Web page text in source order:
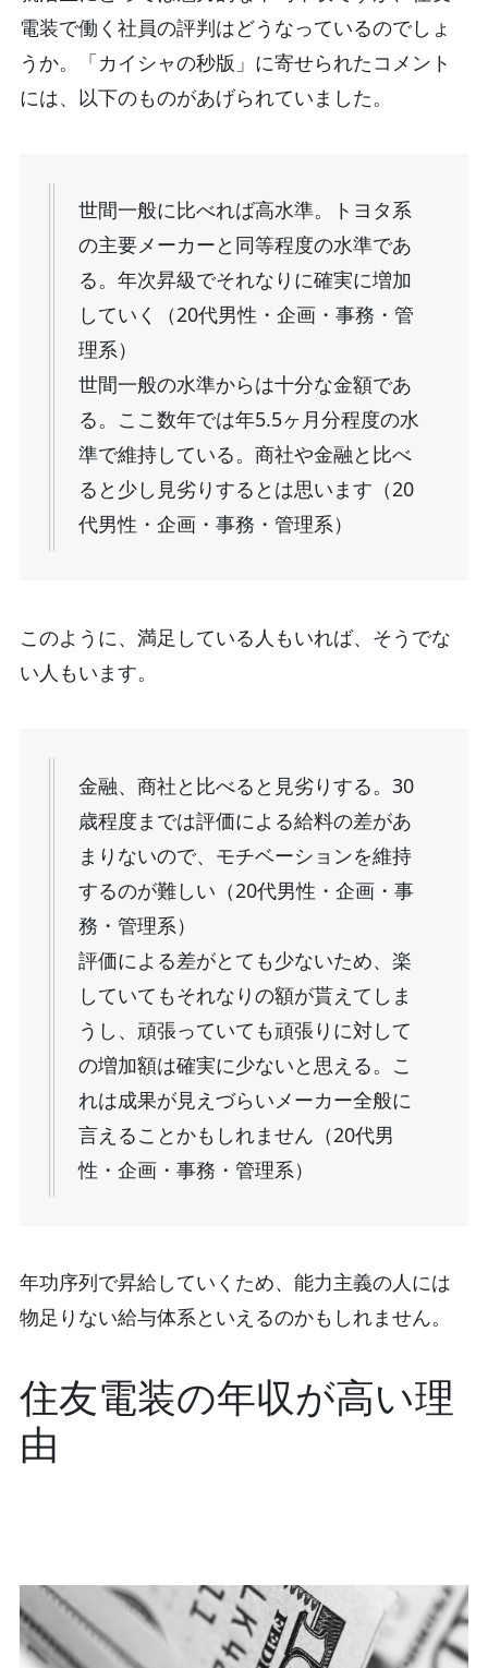
電装で働く社員の評判はどうなっているのでしょ
うか。「カイシャの秒版」に寄せられたコメント
には、以下のものがあげられていました。
世間一般に比べれば高水準。トヨタ系
の主要メーカーと同等程度の水準であ
る。年次昇級でそれなりに確実に増加
していく（20代男性・企画・事務・管
理系）
世間一般の水準からは十分な金額であ
る。ここ数年では年5.5ヶ月分程度の水
準で維持している。商社や金融と比べ
ると少し見劣りするとは思います（20
代男性・企画・事務・管理系）
このように、満足している人もいれば、そうでな
い人もいます。
金融、商社と比べると見劣りする。30
歳程度までは評価による給料の差があ
まりないので、モチベーションを維持
するのが難しい（20代男性・企画・事
務・管理系）
評価による差がとても少ないため、楽
していてもそれなりの額が貰えてしま
うし、頑張っていても頑張りに対して
の増加額は確実に少ないと思える。こ
れは成果が見えづらいメーカー全般に
言えることかもしれません（20代男
性・企画・事務・管理系）
年功序列で昇給していくため、能力主義の人には
物足りない給与体系といえるのかもしれません。
住友電装の年収が高い理
由